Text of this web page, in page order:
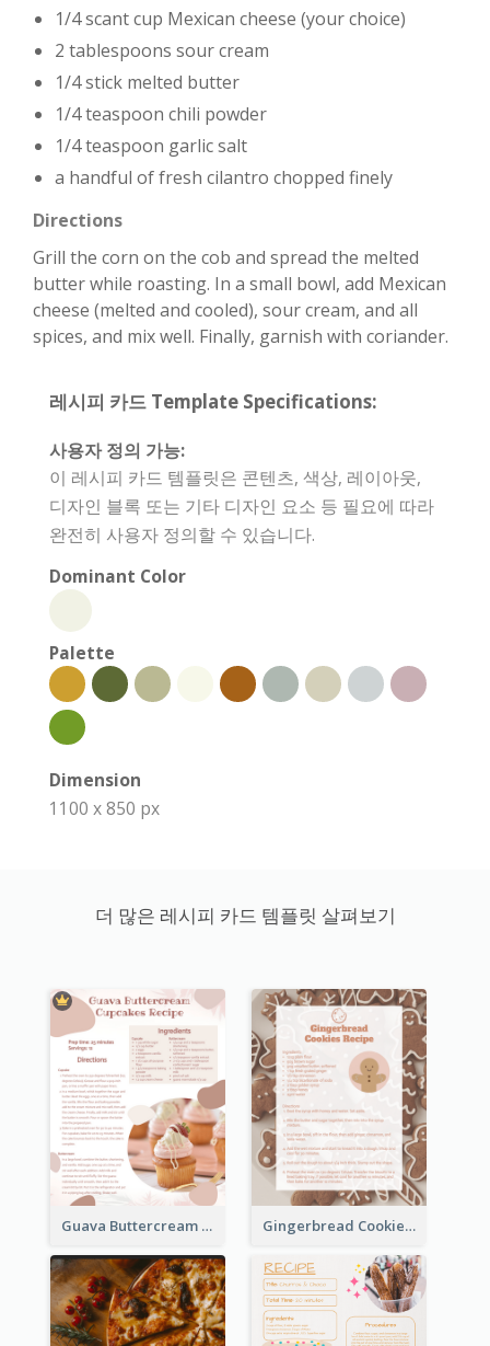
1/4 scant cup Mexican cheese (your choice)
2 tablespoons sour cream
1/4 stick melted butter
1/4 teaspoon chili powder
1/4 teaspoon garlic salt
a handful of fresh cilantro chopped finely
Directions
Grill the corn on the cob and spread the melted
butter while roasting. In a small bowl, add Mexican
cheese (melted and cooled), sour cream, and all
spices, and mix well. Finally, garnish with coriander.
레시피 카드 Template Specifications:
사용자 정의 가능:
이 레시피 카드 템플릿은 콘텐츠, 색상, 레이아웃,
디자인 블록 또는 기타 디자인 요소 등 필요에 따라
완전히 사용자 정의할 수 있습니다.
Dominant Color
Palette
Dimension
1100 x 850 px
더 많은 레시피 카드 템플릿 살펴보기
Guava Buttercream Cupcake Cards Recipe Card Gingerbread Cookies Recipe Card